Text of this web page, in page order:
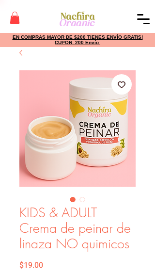
EN COMPRAS MAYOR DE $200 TIENES ENVÍO GRATIS!
CUPÓN: 200 Envío
KIDS & ADULT
Crema de peinar de
linaza NO quimicos
$19.00Price